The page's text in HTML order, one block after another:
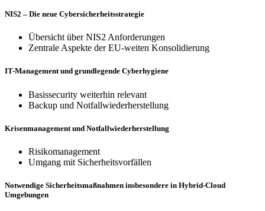
NIS2 – Die neue Cybersicherheitsstrategie
Übersicht über NIS2 Anforderungen
Zentrale Aspekte der EU-weiten Konsolidierung
IT-Management und grundlegende Cyberhygiene
Basissecurity weiterhin relevant
Backup und Notfallwiederherstellung
Krisenmanagement und Notfallwiederherstellung
Risikomanagement
Umgang mit Sicherheitsvorfällen
Notwendige Sicherheitsmaßnahmen insbesondere in Hybrid-Cloud
Umgebungen